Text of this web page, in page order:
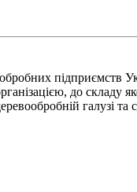
підприємств
до складу
галузі та